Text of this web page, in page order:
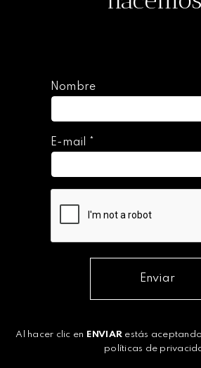
Nombre
E-mail *
Enviar
Al hacer clic en ENVIAR estás
políticas de